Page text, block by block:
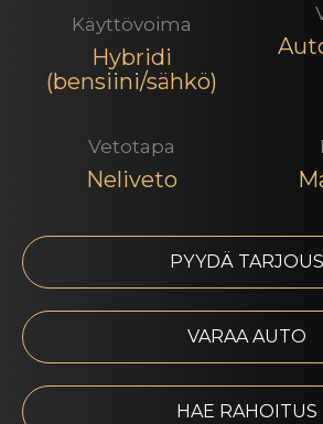
Käyttövoima
Hybridi
(bensiini/sähkö)
Vetotapa
Neliveto
PYYDÄ TARJOUS
VARAA AUTO
HAE RAHOITUS